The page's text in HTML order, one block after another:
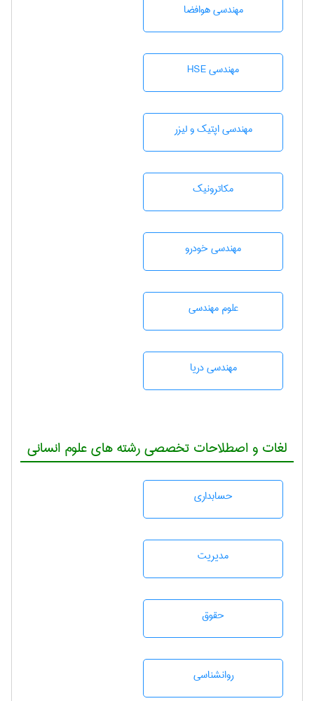
مهندسی هوافضا
مهندسی HSE
مهندسی اپتیک و لیزر
مکاترونیک
مهندسی خودرو
علوم مهندسی
مهندسی دریا
لغات و اصطلاحات تخصصی رشته های علوم انسانی
حسابداری
مديريت
حقوق
روانشناسی